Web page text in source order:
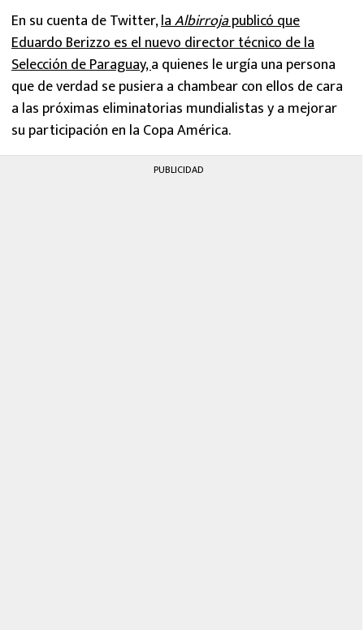
En su cuenta de Twitter,laAlbirrojapublicó que
Eduardo Berizzo es el nuevo director técnico de la
Selección de Paraguay,a quienes le urgía una persona
que de verdad se pusiera a chambear con ellos de cara
a las próximas eliminatorias mundialistas y a mejorar
su participación en la Copa América.
PUBLICIDAD